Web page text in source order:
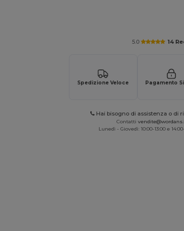
5.0 14
Spedizione Veloce Pagamento
Hai bisogno di assistenza o di
Contatti
Lunedì - Giovedì: 10:00-13:00 e